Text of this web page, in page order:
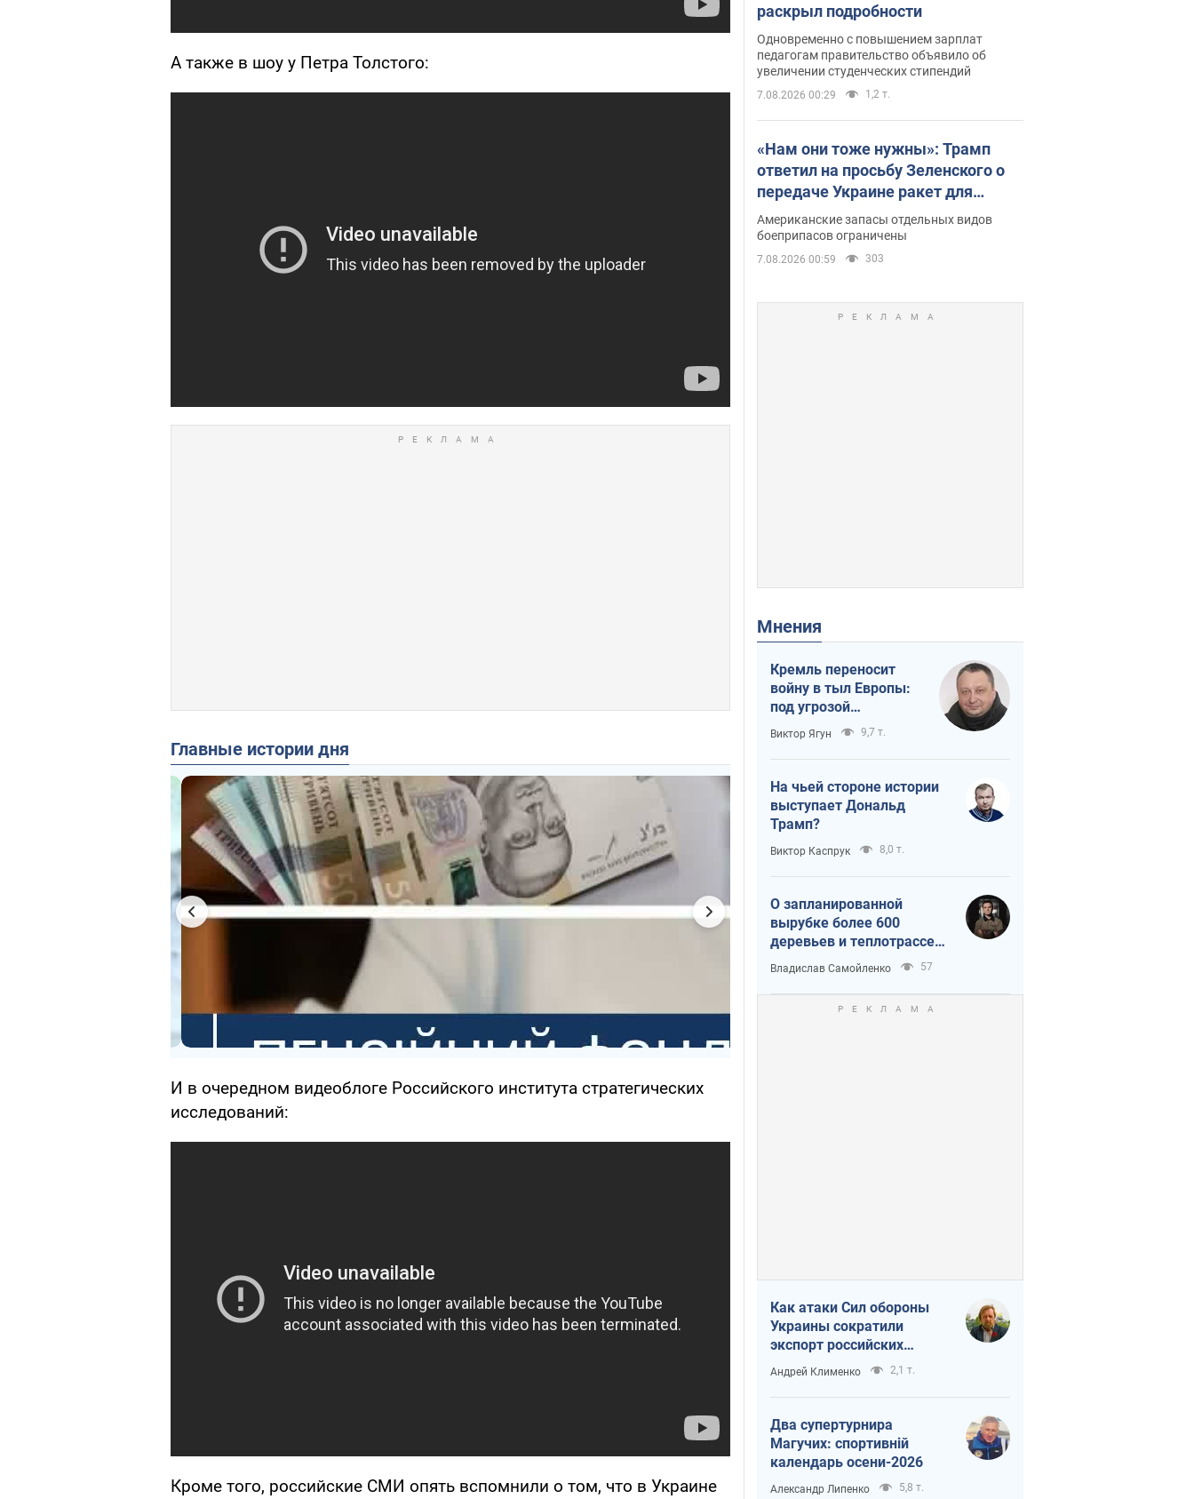
А также в шоу у Петра Толстого:
Главные истории дня
И в очередном видеоблоге Российского института стратегических
исследований:
Кроме того, российские СМИ опять вспомнили о том, что в Украине
раскрыл подробности
Одновременно с повышением зарплат
педагогам правительство объявило об
увеличении студенческих стипендий
7.08.2026 00:29 1,2 т.
«Нам они тоже нужны»: Трамп
ответил на просьбу Зеленского о
передаче Украине ракет для
Patriot
Американские запасы отдельных видов
боеприпасов ограничены
7.08.2026 00:59 303
Мнения
Кремль переносит
войну в тыл Европы:
под угрозой
критическая
логистика
Виктор Ягун 9,7 т.
На чьей стороне истории
выступает Дональд
Трамп?
Виктор Каспрук 8,0 т.
О запланированной
вырубке более 600
деревьев и теплотрассе:
что происходит на
Теремках в Киеве
Владислав Самойленко 57
Как атаки Сил обороны
Украины сократили
экспорт российских
нефтепродуктов
Андрей Клименко 2,1 т.
Два супертурнира
Магучих: спортивній
календарь осени-2026
Александр Липенко 5,8 т.